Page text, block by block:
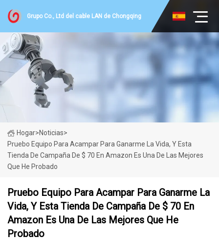
Grupo Co., Ltd del cable LAN de Chongqing
Hogar>Noticias>
Pruebo Equipo Para Acampar Para Ganarme La Vida, Y Esta
Tienda De Campaña De $ 70 En Amazon Es Una De Las Mejores
Que He Probado
Pruebo Equipo Para Acampar Para Ganarme La
Vida, Y Esta Tienda De Campaña De $ 70 En
Amazon Es Una De Las Mejores Que He
Probado